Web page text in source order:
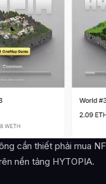
cần thiết phải mua
nền tảng HYTOPIA.